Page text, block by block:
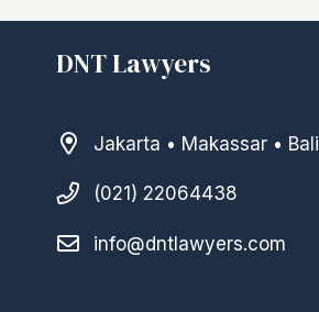
DNT Lawyers
Jakarta • Makassar • Bali
(021) 22064438
info@dntlawyers.com